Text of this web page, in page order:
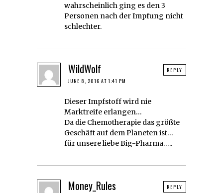
wahrscheinlich ging es den 3
Personen nach der Impfung nicht
schlechter.
WildWolf
JUNE 8, 2016 AT 1:41 PM
Dieser Impfstoff wird nie
Marktreife erlangen…
Da die Chemotherapie das größte
Geschäft auf dem Planeten ist…
für unsere liebe Big-Pharma…..
REPLY
Money_Rules REPLY